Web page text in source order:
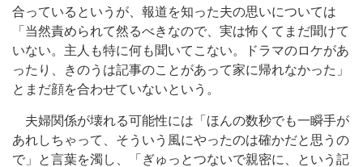
合っているというが、報道を知った夫の思いについては
「当然責められて然るべきなので、実は怖くてまだ聞けて
いない。主人も特に何も聞いてこない。ドラマのロケがあ
ったり、きのうは記事のことがあって家に帰れなかった」
とまだ顔を合わせていないという。
夫婦関係が壊れる可能性には「ほんの数秒でも一瞬手が
あれしちゃって、そういう風にやったのは確かだと思うの
で」と言葉を濁し、「ぎゅっとつないで親密に、という記